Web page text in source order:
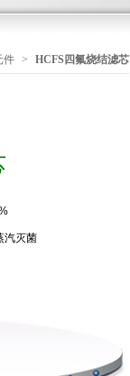
件 > HCFS四氟烧结滤芯
汽灭菌